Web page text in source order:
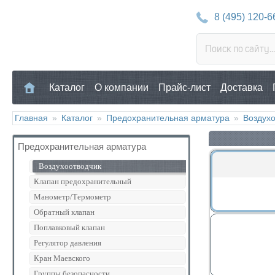
8 (495) 120-
Каталог О компании Прайс-лист Доставка
Главная » Каталог » Предохранительная арматура »
Предохранительная арматура
Воздухоотводчик
Клапан предохранительный
Манометр/Термометр
Обратный клапан
Поплавковый клапан
Регулятор давления
Кран Маевского